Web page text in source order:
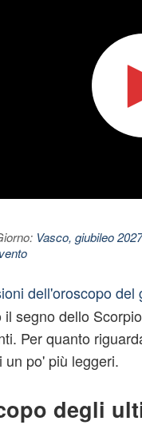
Vasco, giubileo
dell'oroscopo del
il segno dello
Per quanto
un po' più leggeri.
degli